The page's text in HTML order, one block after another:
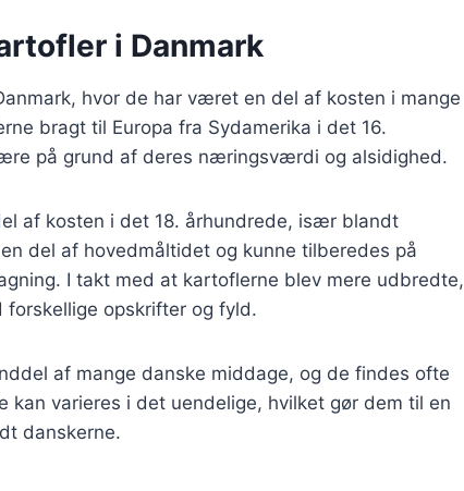
i Danmark
hvor de har været en del af kosten i mange
bragt til Europa fra Sydamerika i det 16.
på grund af deres næringsværdi og alsidighed.
af kosten i det 18. århundrede, især blandt
del af hovedmåltidet og kunne tilberedes på
I takt med at kartoflerne blev mere udbredte,
opskrifter og fyld.
af mange danske middage, og de findes ofte
kan varieres i det uendelige, hvilket gør dem til en
danskerne.